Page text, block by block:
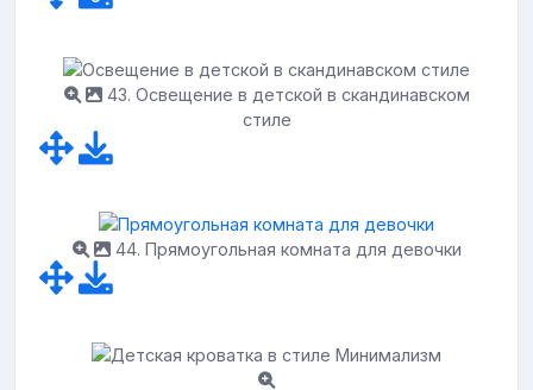
43. Освещение в детской в скандинавском
стиле
44. Прямоугольная комната для девочки